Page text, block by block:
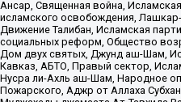
Ансар, Священная война,
исламского освобождения,
Движение Талибан, Исламская
социальных реформ, Общество
Дом двух святых, Джунд аш-Шам,
Кавказ, АБТО, Правый сектор,
Нусра ли-Ахль аш-Шам, Народное
Пожарского, Аджр от Аллаха